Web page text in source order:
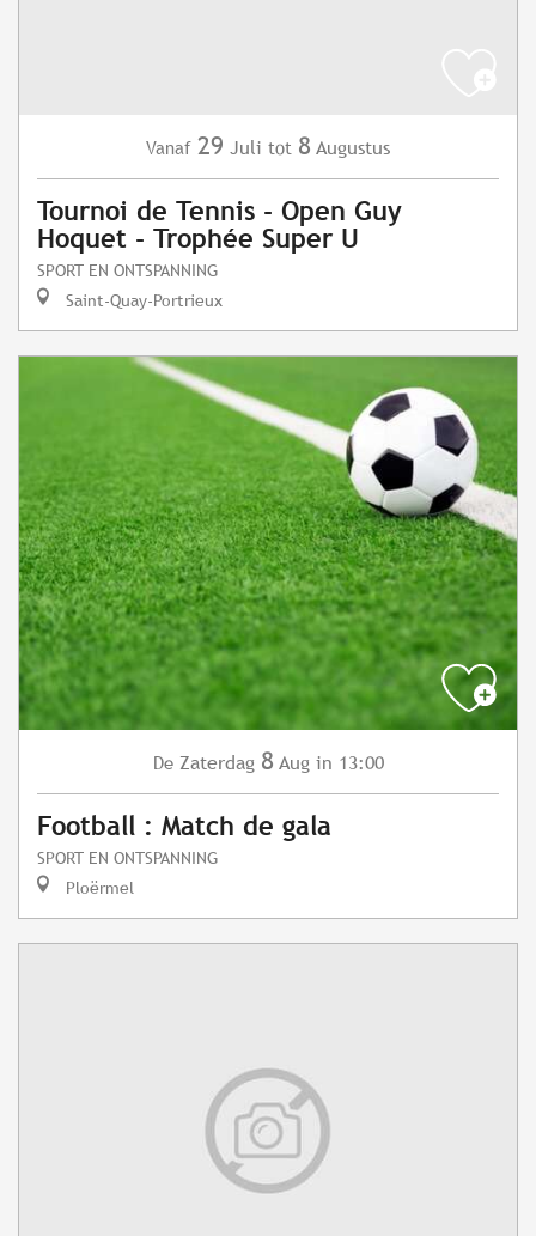
Vanaf 29 Juli tot 8 Augustus
Tournoi de Tennis - Open Guy
Hoquet - Trophée Super U
SPORT EN ONTSPANNING
Saint-Quay-Portrieux
De Zaterdag 8 Aug in 13:00
Football : Match de gala
SPORT EN ONTSPANNING
Ploërmel